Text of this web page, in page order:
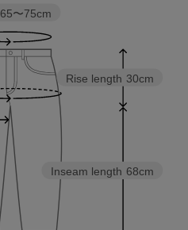
Inseam length 68cm
Rise length 30cm
65〜75cm